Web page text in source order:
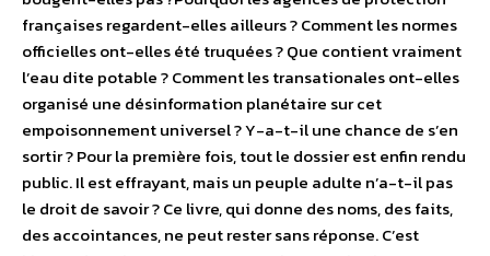
françaises regardent-elles ailleurs ? Comment les normes
officielles ont-elles été truquées ? Que contient vraiment
l’eau dite potable ? Comment les transationales ont-elles
organisé une désinformation planétaire sur cet
empoisonnement universel ? Y-a-t-il une chance de s’en
sortir ? Pour la première fois, tout le dossier est enfin rendu
public. Il est effrayant, mais un peuple adulte n’a-t-il pas
le droit de savoir ? Ce livre, qui donne des noms, des faits,
des accointances, ne peut rester sans réponse. C’est